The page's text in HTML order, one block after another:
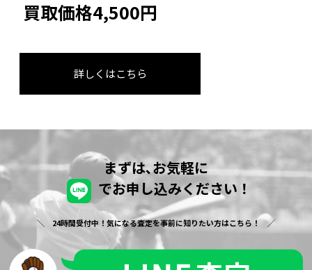
買取価格4,500円
詳しくはこちら
まずは､お気軽に
でお申し込みください！
24時間受付中！気になる査定を事前に知りたい方はこちら！